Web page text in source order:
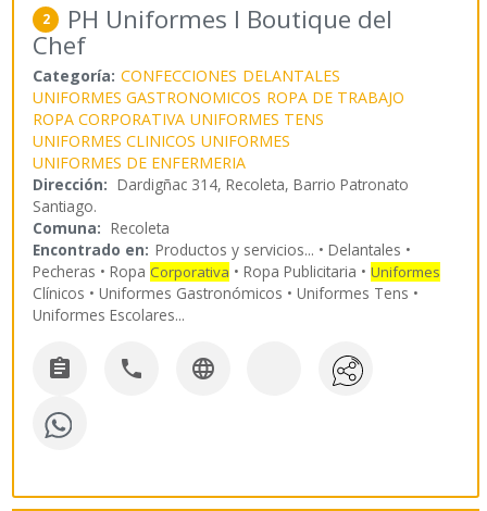
2 PH Uniformes I Boutique del
Chef
Categoría: CONFECCIONES DELANTALES
UNIFORMES GASTRONOMICOS ROPA DE TRABAJO
ROPA CORPORATIVA UNIFORMES TENS
UNIFORMES CLINICOS UNIFORMES
UNIFORMES DE ENFERMERIA
Dirección: Dardigñac 314, Recoleta, Barrio Patronato
Santiago.
Comuna: Recoleta
Encontrado en: Productos y servicios... • Delantales •
Pecheras • Ropa Corporativa • Ropa Publicitaria •Uniformes
Clínicos • Uniformes Gastronómicos • Uniformes Tens •
Uniformes Escolares...
  